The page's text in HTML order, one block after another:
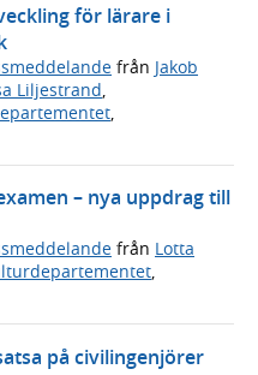
för lärare i
från Jakob
Liljestrand
– nya uppdrag till
från Lotta
,
på civilingenjörer